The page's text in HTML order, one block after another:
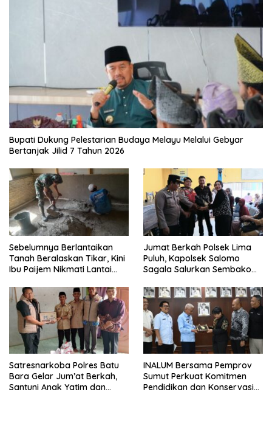
Bupati Dukung Pelestarian Budaya Melayu Melalui Gebyar
Bertanjak Jilid 7 Tahun 2026
Sebelumnya Berlantaikan
Tanah Beralaskan Tikar, Kini
Ibu Paijem Nikmati Lantai
Satgas TMMD Ke-129 Kodim
0208/Asahan
Jumat Berkah Polsek Lima
Puluh, Kapolsek Salomo
Sagala Salurkan Sembako
Gambus
Satresnarkoba Polres Batu
Bara Gelar Jum’at Berkah,
Santuni Anak Yatim dan
INALUM Bersama Pemprov
Sumut Perkuat Komitmen
Pendidikan dan Konservasi